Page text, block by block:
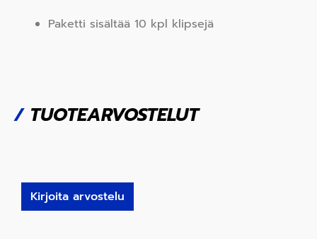
Paketti sisältää 10 kpl klipsejä
/TUOTEARVOSTELUT
Kirjoita arvostelu